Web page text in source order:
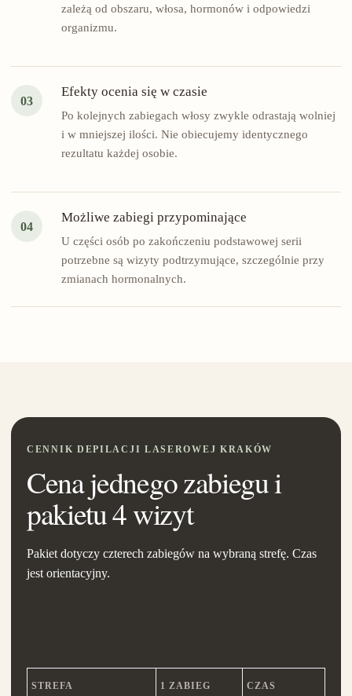
zależą od obszaru, włosa, hormonów i odpowiedzi
organizmu.
03
Efekty ocenia się w czasie
Po kolejnych zabiegach włosy zwykle odrastają wolniej
i w mniejszej ilości. Nie obiecujemy identycznego
rezultatu każdej osobie.
04
Możliwe zabiegi przypominające
U części osób po zakończeniu podstawowej serii
potrzebne są wizyty podtrzymujące, szczególnie przy
zmianach hormonalnych.
CENNIK DEPILACJI LASEROWEJ KRAKÓW
Cena jednego zabiegu i
pakietu 4 wizyt
Pakiet dotyczy czterech zabiegów na wybraną strefę. Czas
jest orientacyjny.
STREFA 1 ZABIEG CZAS